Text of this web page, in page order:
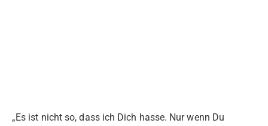
„Es ist nicht so, dass ich Dich hasse. Nur wenn Du